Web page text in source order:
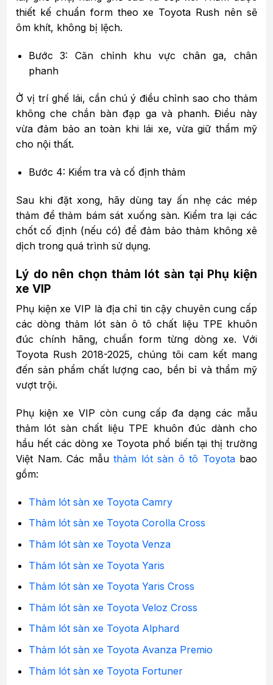
thiết kế chuẩn form theo xe Toyota Rush nên sẽ
ôm khít, không bị lệch.
Bước 3: Căn chỉnh khu vực chân ga, chân
phanh
Ở vị trí ghế lái, cần chú ý điều chỉnh sao cho thảm
không che chắn bàn đạp ga và phanh. Điều này
vừa đảm bảo an toàn khi lái xe, vừa giữ thẩm mỹ
cho nội thất.
Bước 4: Kiểm tra và cố định thảm
Sau khi đặt xong, hãy dùng tay ấn nhẹ các mép
thảm để thảm bám sát xuống sàn. Kiểm tra lại các
chốt cố định (nếu có) để đảm bảo thảm không xê
dịch trong quá trình sử dụng.
Lý do nên chọn thảm lót sàn tại Phụ kiện
xe VIP
Phụ kiện xe VIP là địa chỉ tin cậy chuyên cung cấp
các dòng thảm lót sàn ô tô chất liệu TPE khuôn
đúc chính hãng, chuẩn form từng dòng xe. Với
Toyota Rush 2018-2025, chúng tôi cam kết mang
đến sản phẩm chất lượng cao, bền bỉ và thẩm mỹ
vượt trội.
Phụ kiện xe VIP còn cung cấp đa dạng các mẫu
thảm lót sàn chất liệu TPE khuôn đúc dành cho
hầu hết các dòng xe Toyota phổ biến tại thị trường
Việt Nam. Các mẫu thảm lót sàn ô tô Toyotabao
gồm:
Thảm lót sàn xe Toyota Camry
Thảm lót sàn xe Toyota Corolla Cross
Thảm lót sàn xe Toyota Venza
Thảm lót sàn xe Toyota Yaris
Thảm lót sàn xe Toyota Yaris Cross
Thảm lót sàn xe Toyota Veloz Cross
Thảm lót sàn xe Toyota Alphard
Thảm lót sàn xe Toyota Avanza Premio
Thảm lót sàn xe Toyota Fortuner